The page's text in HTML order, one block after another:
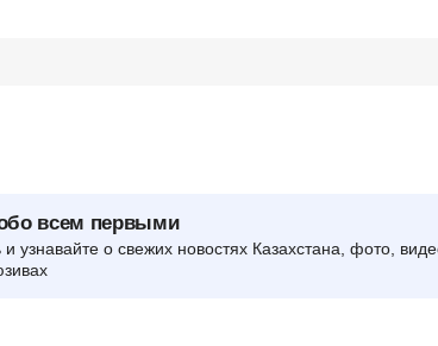
всем первыми
узнавайте о свежих новостях Казахстана, фото,